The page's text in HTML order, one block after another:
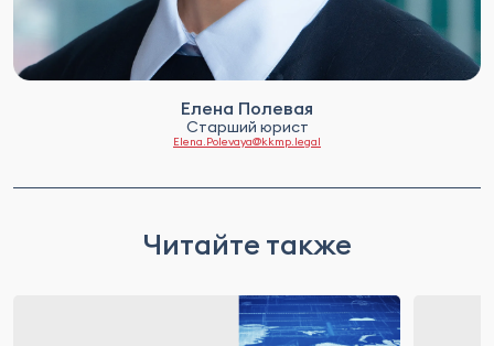
Елена Полевая
Старший юрист
Elena.Polevaya@kkmp.legal
Читайте также